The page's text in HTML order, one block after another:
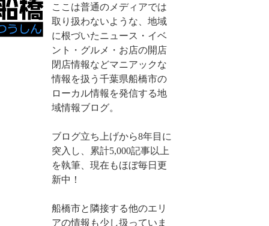
ここは普通のメディアでは
取り扱わないような、地域
に根づいたニュース・イベ
ント・グルメ・お店の開店
閉店情報などマニアックな
情報を扱う千葉県船橋市の
ローカル情報を発信する地
域情報ブログ。
ブログ立ち上げから8年目に
突入し、累計5,000記事以上
を執筆、現在もほぼ毎日更
新中！
船橋市と隣接する他のエリ
アの情報も少し扱っていま